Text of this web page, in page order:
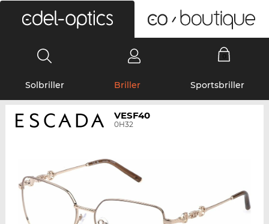
Solbriller Briller Sportsbriller
VESF40
0H32